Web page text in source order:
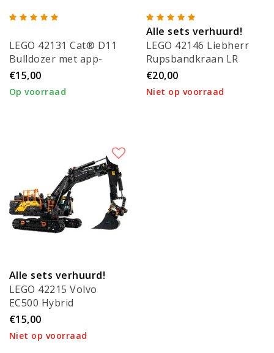
LEGO 42131 Cat® D11
Bulldozer met app-
besturing
€15,00
Op voorraad
Alle sets verhuurd!
LEGO 42146 Liebherr
Rupsbandkraan LR
13000
€20,00
Niet op voorraad
Alle sets verhuurd!
LEGO 42215 Volvo
EC500 Hybrid
graafmachine
€15,00
Niet op voorraad